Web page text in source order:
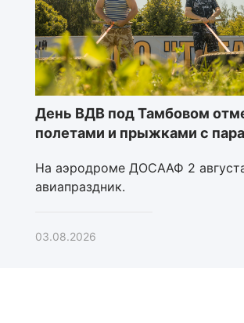
День ВДВ под Тамбовом
полетами и прыжками с
На аэродроме ДОСААФ 2
авиапраздник.
03.08.2026